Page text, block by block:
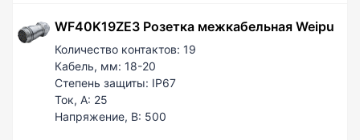
WF40K19ZE3 Розетка межкабельная Weipu
Количество контактов: 19
Кабель, мм: 18-20
Степень защиты: IP67
Ток, А: 25
Напряжение, В: 500